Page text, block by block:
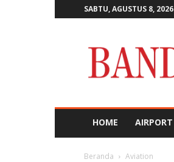
SABTU, AGUSTUS 8, 2026
Bandara
HOME AIRPORT
Beranda Aviation